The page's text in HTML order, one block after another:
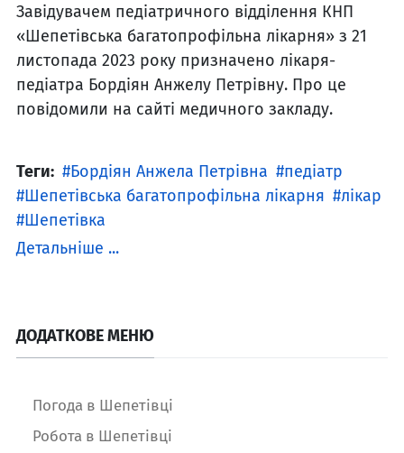
Завідувачем педіатричного відділення КНП
«Шепетівська багатопрофільна лікарня» з 21
листопада 2023 року призначено лікаря-
педіатра Бордіян Анжелу Петрівну. Про це
повідомили на сайті медичного закладу.
Теги: Бордіян Анжела Петрівна
педіатр
Шепетівська багатопрофільна лікарня
лікар
Шепетівка
Детальніше ...
ДОДАТКОВЕ МЕНЮ
Погода в Шепетівці
Робота в Шепетівці